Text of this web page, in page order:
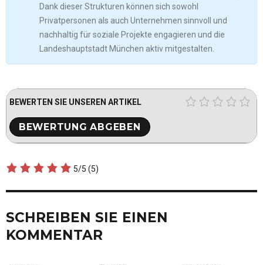
Dank dieser Strukturen können sich sowohl
Privatpersonen als auch Unternehmen sinnvoll und
nachhaltig für soziale Projekte engagieren und die
Landeshauptstadt München aktiv mitgestalten.
BEWERTEN SIE UNSEREN ARTIKEL
5/5 (5)
SCHREIBEN SIE EINEN
KOMMENTAR